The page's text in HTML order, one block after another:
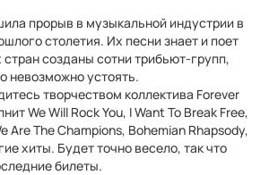
прорыв в музыкальной индустрии в
столетия. Их песни знает и поет
стран созданы сотни трибьют-групп,
невозможно устоять.
творчеством коллектива Forever
We Will Rock You, I Want To Break Free,
Are The Champions, Bohemian Rhapsody,
хиты. Будет точно весело, так что
билеты.